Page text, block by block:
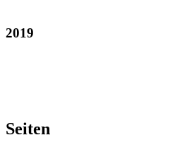
2019
Seiten